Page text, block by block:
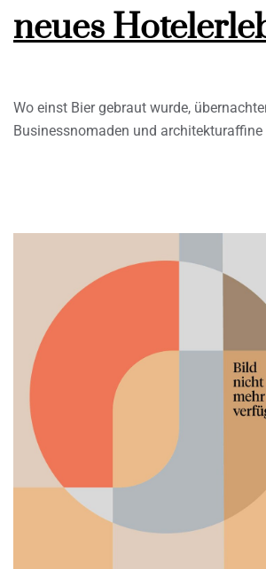
neues
Wo einst Bier gebraut wurde,
Businessnomaden und architekturaffine